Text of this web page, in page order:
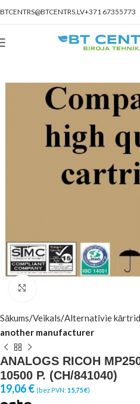
BTCENTRS@BTCENTRS.LV+371 67355773
Sākums Veikals Alternatīvie
another manufacturer
ANALOGS RICOH
10500 P. (CH/841040)
19,06€ (bez PVN: 15,75€)